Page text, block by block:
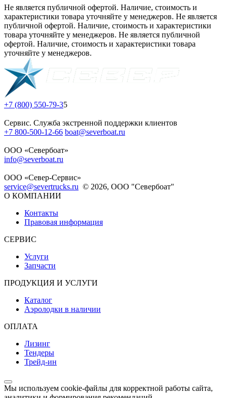
Не является публичной офертой. Наличие, стоимость и
характеристики товара уточняйте у менеджеров. Не является
публичной офертой. Наличие, стоимость и характеристики
товара уточняйте у менеджеров. Не является публичной
офертой. Наличие, стоимость и характеристики товара
уточняйте у менеджеров.
+7 (800) 550-79-35
Сервис. Служба экстренной поддержки клиентов
+7 800-500-12-66 boat@severboat.ru
ООО «Севербоат»
info@severboat.ru
ООО «Север-Сервис»
service@severtrucks.ru © 2026, ООО "Севербоат"
О КОМПАНИИ
Контакты
Правовая информация
СЕРВИС
Услуги
Запчасти
ПРОДУКЦИЯ И УСЛУГИ
Каталог
Аэролодки в наличии
ОПЛАТА
Лизинг
Тендеры
Трейд-ин
Мы используем cookie-файлы для корректной работы сайта,